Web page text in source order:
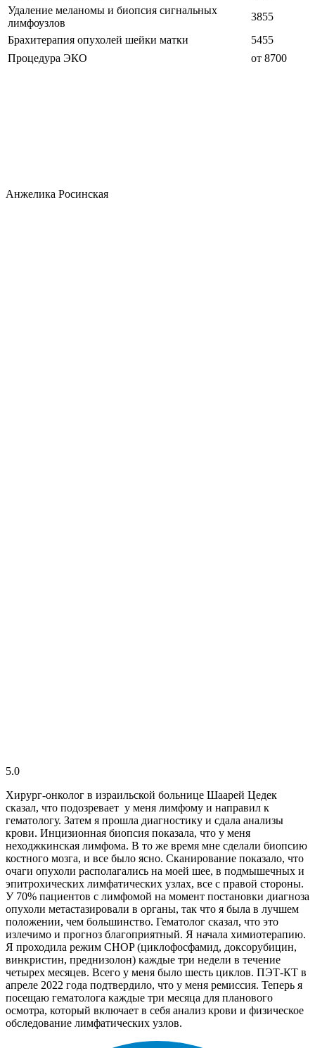
Удаление меланомы и биопсия сигнальных
лимфоузлов
3855
Брахитерапия опухолей шейки матки
5455
Процедура ЭКО
от 8700
Анжелика Росинская
5.0
Хирург-онколог в израильской больнице Шаарей Цедек
сказал, что подозревает у меня лимфому и направил к
гематологу. Затем я прошла диагностику и сдала анализы
крови. Инцизионная биопсия показала, что у меня
неходжкинская лимфома. В то же время мне сделали биопсию
костного мозга, и все было ясно. Сканирование показало, что
очаги опухоли располагались на моей шее, в подмышечных и
эпитрохических лимфатических узлах, все с правой стороны.
У 70% пациентов с лимфомой на момент постановки диагноза
опухоли метастазировали в органы, так что я была в лучшем
положении, чем большинство. Гематолог сказал, что это
излечимо и прогноз благоприятный. Я начала химиотерапию.
Я проходила режим CHOP (циклофосфамид, доксорубицин,
винкристин, преднизолон) каждые три недели в течение
четырех месяцев. Всего у меня было шесть циклов. ПЭТ-КТ в
апреле 2022 года подтвердило, что у меня ремиссия. Теперь я
посещаю гематолога каждые три месяца для планового
осмотра, который включает в себя анализ крови и физическое
обследование лимфатических узлов.